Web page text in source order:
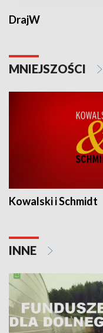
DrajW
MNIEJSZOŚCI
Kowalski i Schmidt
INNE